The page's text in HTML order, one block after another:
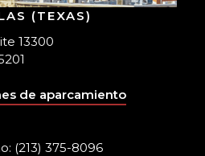
(TEXAS)
13300
de aparcamiento
(213) 375-8096